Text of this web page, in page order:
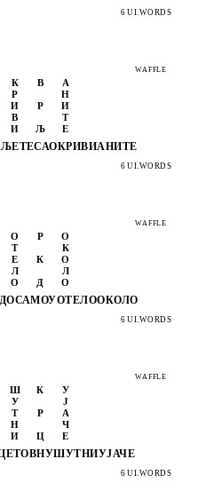
6 UI.WORDS
WAFFLE
К В
А
Р
Н
И Р
И
В
Т
И Љ Е
ТЕСАОКРИВИАНИТЕ
6 UI.WORDS
WAFFLE
О Р
О
Т
К
Е К
О
Л
Л
О Д О
САМОУОТЕЛООКОЛО
6 UI.WORDS
WAFFLE
Ш К
У
У
Ј
Т Р
А
Н
Ч
И Ц Е
ТОВНУШУТНИУЈАЧЕ
6 UI.WORDS